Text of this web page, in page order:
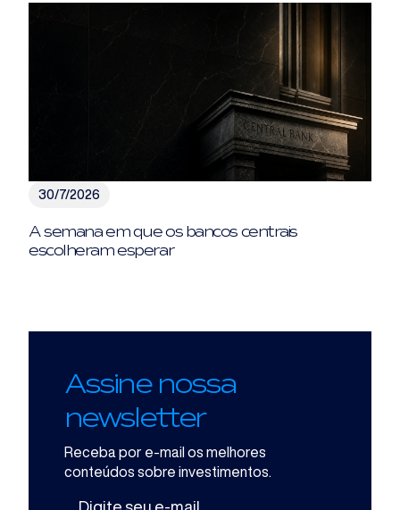
30/7/2026
A semana em que os bancos centrais
escolheram esperar
Assine nossa
newsletter
Receba por e-mail os melhores
conteúdos sobre investimentos.